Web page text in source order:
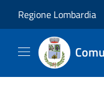
Regione Lombardia